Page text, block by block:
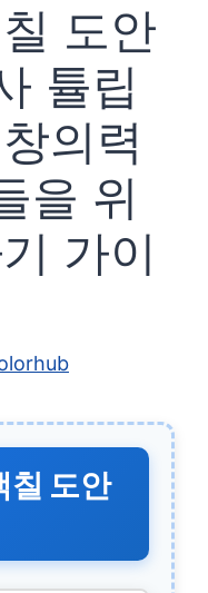
도안
튤립
의력
을 위
가이
칠 도안